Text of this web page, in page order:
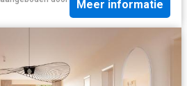
Meer informatie